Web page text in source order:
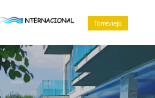
Torrevieja